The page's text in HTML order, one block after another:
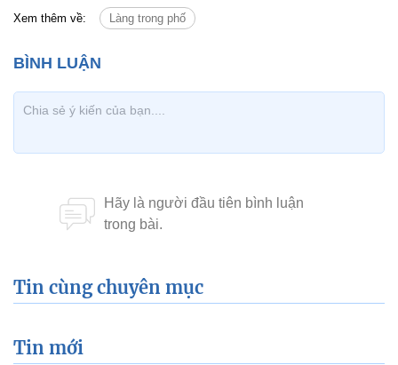
Xem thêm về: Làng trong phố
Tin cùng chuyên mục
Tin mới